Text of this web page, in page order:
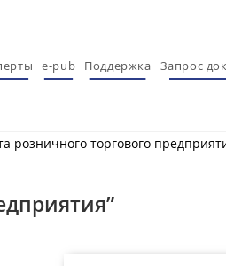
e-pub Поддержка Запрос
розничного торгового